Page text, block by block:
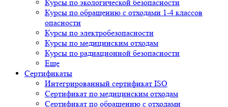
Курсы по экологической безопасности
Курсы по обращению с отходами 1-4 классов
опасности
Курсы по электробезопасности
Курсы по медицинским отходам
Курсы по радиационной безопасности
Еще
Сертификаты
Интегрированный сертификат ISO
Cертификат по медицинским отходам
Сертификат по обращению с отходами